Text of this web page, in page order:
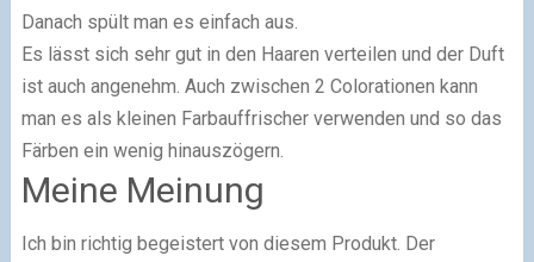
Danach spült man es einfach aus.
Es lässt sich sehr gut in den Haaren verteilen und der Duft
ist auch angenehm. Auch zwischen 2 Colorationen kann
man es als kleinen Farbauffrischer verwenden und so das
Färben ein wenig hinauszögern.
Meine Meinung
Ich bin richtig begeistert von diesem Produkt. Der